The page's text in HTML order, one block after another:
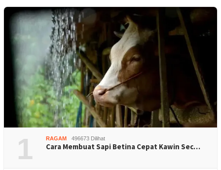
1 RAGAM 496673 Dilihat
Cara Membuat Sapi Betina Cepat Kawin Sec…